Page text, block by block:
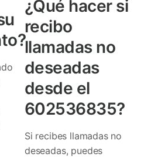
¿Qué hacer si
recibo
llamadas no
deseadas
desde el
602536835?
Si recibes llamadas no
deseadas, puedes